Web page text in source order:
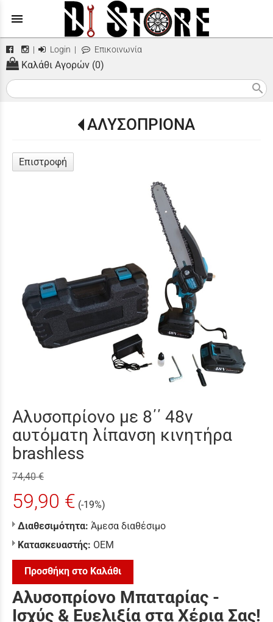
menu
| Login | Επικοινωνία
Καλάθι Αγορών (0)
search
ΑΛΥΣΟΠΡΙΟΝΑ
Επιστροφή
Αλυσοπρίονο με 8΄΄ 48v
αυτόματη λίπανση κινητήρα
brashless
74,40 €
59,90 € (-19%)
Διαθεσιμότητα: Άμεσα διαθέσιμο
Κατασκευαστής: ΟΕΜ
Προσθήκη στο Καλάθι
Αλυσοπρίονο Μπαταρίας -
Ισχύς & Ευελιξία στα Χέρια Σας!